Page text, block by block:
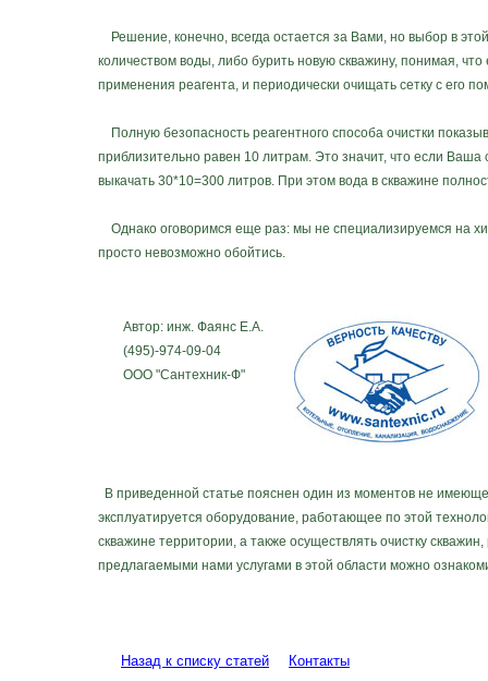
Решение, конечно, всегда остается за Вами, но выбор в
количеством воды, либо бурить новую скважину, понимая,
применения реагента, и периодически очищать сетку с его
Полную безопасность реагентного способа очистки
приблизительно равен 10 литрам. Это значит, что если
выкачать 30*10=300 литров. При этом вода в скважине
Однако оговоримся еще раз: мы не специализируемся на
просто невозможно обойтись.
Автор: инж. Фаянс Е.А.
(495)-974-09-04
ООО "Сантехник-Ф"
В приведенной статье пояснен один из моментов не
эксплуатируется оборудование, работающее по этой
скважине территории, а также осуществлять очистку
предлагаемыми нами услугами в этой области можно
Назад к списку статей Контакты